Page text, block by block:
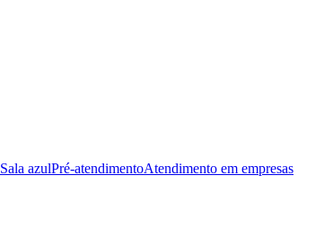
Sala azulPré-atendimentoAtendimento em empresas